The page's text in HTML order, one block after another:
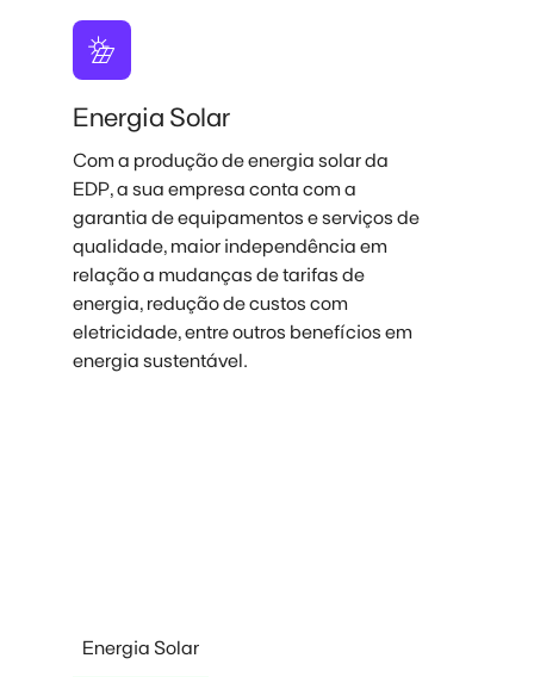
Energia Solar
Com a produção de energia solar da
EDP, a sua empresa conta com a
garantia de equipamentos e serviços de
qualidade, maior independência em
relação a mudanças de tarifas de
energia, redução de custos com
eletricidade, entre outros benefícios em
energia sustentável.
Energia Solar